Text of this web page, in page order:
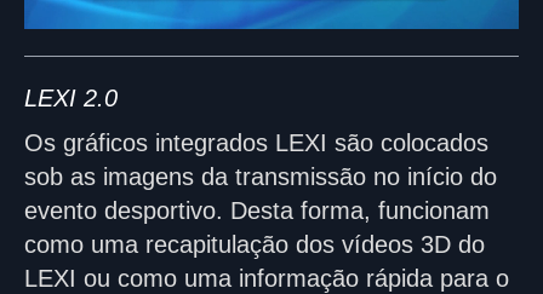
LEXI 2.0
Os gráficos integrados LEXI são colocados
sob as imagens da transmissão no início do
evento desportivo. Desta forma, funcionam
como uma recapitulação dos vídeos 3D do
LEXI ou como uma informação rápida para o